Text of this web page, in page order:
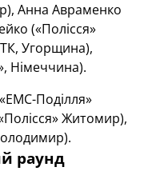
Анна Авраменко
(«Полісся»
Угорщина),
Німеччина).
Поділля»
Житомир),
раунд